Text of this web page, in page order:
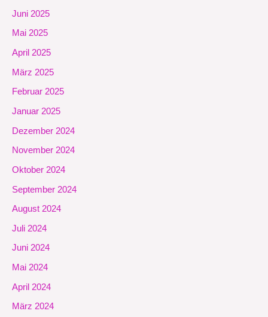
Juni 2025
Mai 2025
April 2025
März 2025
Februar 2025
Januar 2025
Dezember 2024
November 2024
Oktober 2024
September 2024
August 2024
Juli 2024
Juni 2024
Mai 2024
April 2024
März 2024